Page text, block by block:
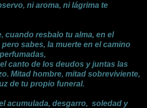
ni aroma, ni lágrima te
cuando resbalo tu alma, en el
sabes, la muerte en el camino
canto de los deudos y juntas las
Mitad hombre, mitad sobreviviente,
de tu propio funeral.
acumulada, desgarro, soledad y